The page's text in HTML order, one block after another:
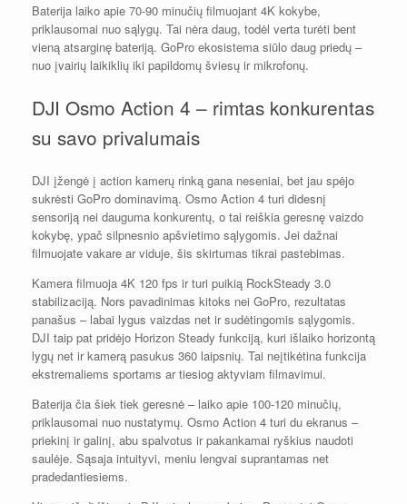
Baterija laiko apie 70-90 minučių filmuojant 4K kokybe,
priklausomai nuo sąlygų. Tai nėra daug, todėl verta turėti bent
vieną atsarginę bateriją. GoPro ekosistema siūlo daug priedų –
nuo įvairių laikiklių iki papildomų šviesų ir mikrofonų.
DJI Osmo Action 4 – rimtas konkurentas
su savo privalumais
DJI įžengė į action kamerų rinką gana neseniai, bet jau spėjo
sukrėsti GoPro dominavimą. Osmo Action 4 turi didesnį
sensoriją nei dauguma konkurentų, o tai reiškia geresnę vaizdo
kokybę, ypač silpnesnio apšvietimo sąlygomis. Jei dažnai
filmuojate vakare ar viduje, šis skirtumas tikrai pastebimas.
Kamera filmuoja 4K 120 fps ir turi puikią RockSteady 3.0
stabilizaciją. Nors pavadinimas kitoks nei GoPro, rezultatas
panašus – labai lygus vaizdas net ir sudėtingomis sąlygomis.
DJI taip pat pridėjo Horizon Steady funkciją, kuri išlaiko horizontą
lygų net ir kamerą pasukus 360 laipsnių. Tai neįtikėtina funkcija
ekstremaliems sportams ar tiesiog aktyviam filmavimui.
Baterija čia šiek tiek geresnė – laiko apie 100-120 minučių,
priklausomai nuo nustatymų. Osmo Action 4 turi du ekranus –
priekinį ir galinį, abu spalvotus ir pakankamai ryškius naudoti
saulėje. Sąsaja intuityvi, meniu lengvai suprantamas net
pradedantiesiems.